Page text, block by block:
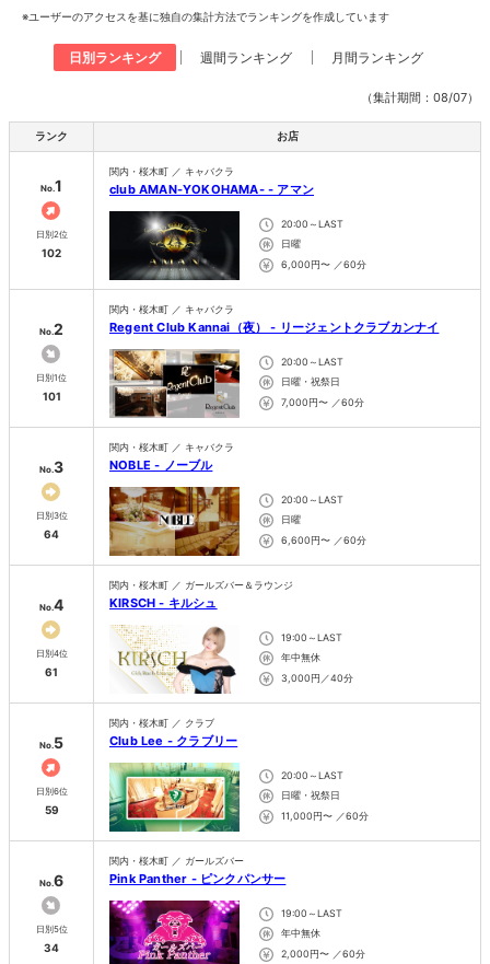
※ユーザーのアクセスを基に独自の集計方法でランキングを作成しています
日別ランキング 週間ランキング 月間ランキング
（集計期間：08/07）
ランク お店
No.1
日別2位
102
関内・桜木町 ／ キャバクラ
club AMAN-YOKOHAMA- - アマン
20:00～LAST
日曜
6,000円〜 ／60分
No.2
日別1位
101
関内・桜木町 ／ キャバクラ
Regent Club Kannai（夜） - リージェントクラブカンナイ
20:00～LAST
日曜・祝祭日
7,000円〜 ／60分
No.3
日別3位
64
関内・桜木町 ／ キャバクラ
NOBLE - ノーブル
20:00～LAST
日曜
6,600円〜 ／60分
No.4
日別4位
61
関内・桜木町 ／ ガールズバー＆ラウンジ
KIRSCH - キルシュ
19:00～LAST
年中無休
3,000円／40分
No.5
日別6位
59
関内・桜木町 ／ クラブ
Club Lee - クラブリー
20:00～LAST
日曜・祝祭日
11,000円〜 ／60分
No.6
日別5位
34
関内・桜木町 ／ ガールズバー
Pink Panther - ピンクパンサー
19:00～LAST
年中無休
2,000円〜 ／60分